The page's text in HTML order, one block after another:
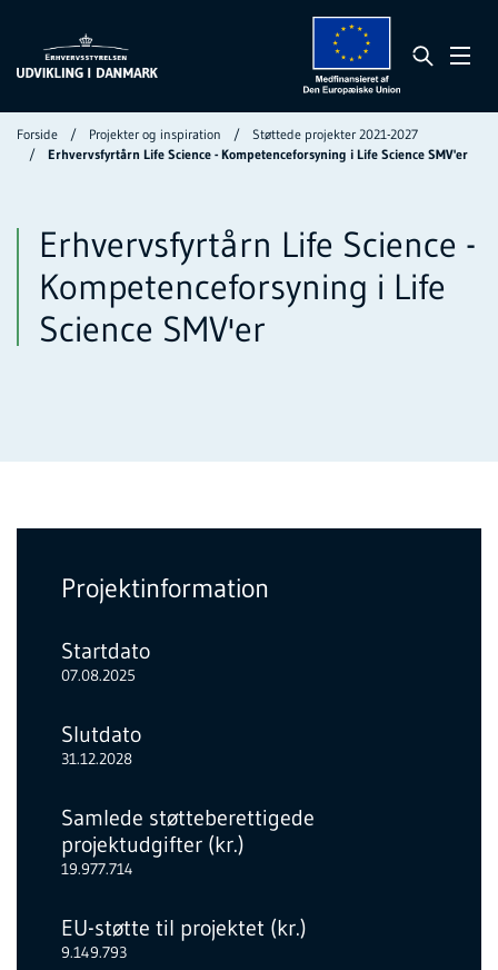
Forside Projekter og inspiration
Støttede projekter 2021-2027
Erhvervsfyrtårn Life Science - Kompetenceforsyning i Life Science SMV'er
Erhvervsfyrtårn Life Science -
Kompetenceforsyning i Life
Science SMV'er
Projektinformation
Startdato
07.08.2025
Slutdato
31.12.2028
Samlede støtteberettigede
projektudgifter (kr.)
19.977.714
EU-støtte til projektet (kr.)
9.149.793